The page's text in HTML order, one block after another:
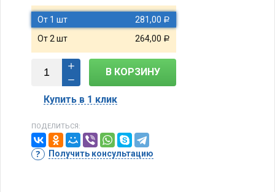
От 1 шт 281,00 Р
От 2 шт 264,00 Р
В КОРЗИНУ
Купить в 1 клик
ПОДЕЛИТЬСЯ:
Получить консультацию